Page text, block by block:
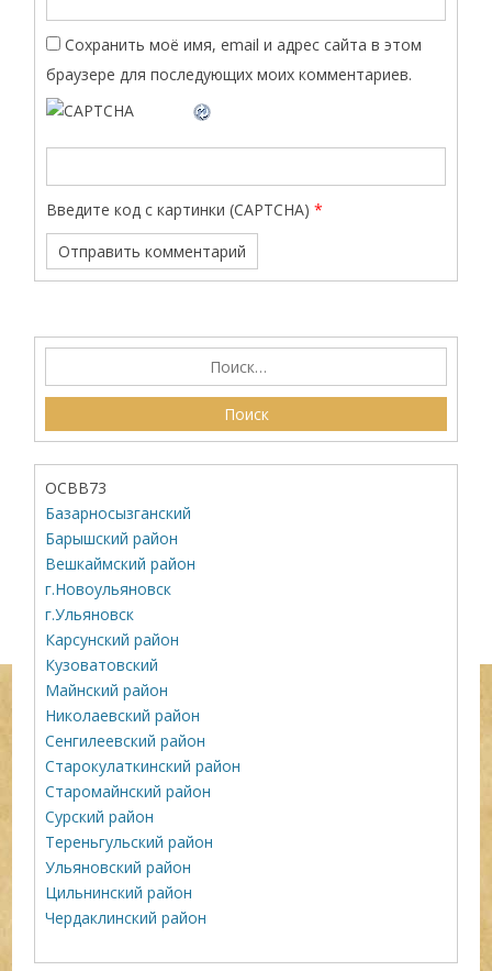
Сохранить моё имя, email и адрес сайта в этом
браузере для последующих моих комментариев.
Введите код с картинки (CAPTCHA) *
ОСВВ73
Базарносызганский
Барышский район
Вешкаймский район
г.Новоульяновск
г.Ульяновск
Карсунский район
Кузоватовский
Майнский район
Николаевский район
Сенгилеевский район
Старокулаткинский район
Старомайнский район
Сурский район
Тереньгульский район
Ульяновский район
Цильнинский район
Чердаклинский район